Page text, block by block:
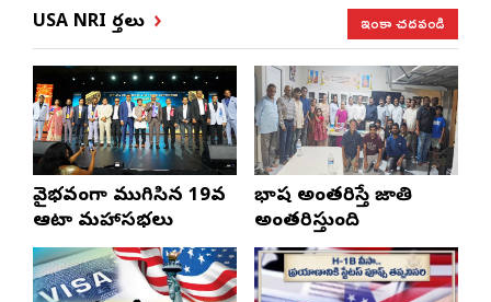
USA NRI వార్తలు ఇంకా చదవండి
వైభవంగా ముగిసిన 19వ
ఆటా మహాసభలు
భాష అంతరిస్తే జాతి
అంతరిస్తుంది